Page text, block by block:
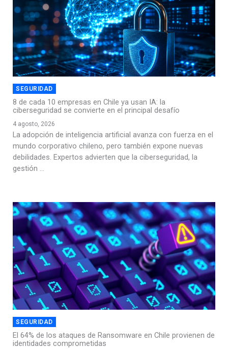
SEGURIDAD
8 de cada 10 empresas en Chile ya usan IA: la
ciberseguridad se convierte en el principal desafío
4 agosto, 2026
La adopción de inteligencia artificial avanza con fuerza en el
mundo corporativo chileno, pero también expone nuevas
debilidades. Expertos advierten que la ciberseguridad, la
gestión ...
SEGURIDAD
El 64% de los ataques de Ransomware en Chile provienen de
identidades comprometidas